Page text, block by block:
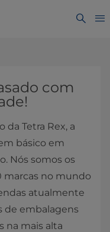
com
da Tetra Rex, a
básico em
Nós somos os
marcas no mundo
atualmente
de embalagens
na mais alta